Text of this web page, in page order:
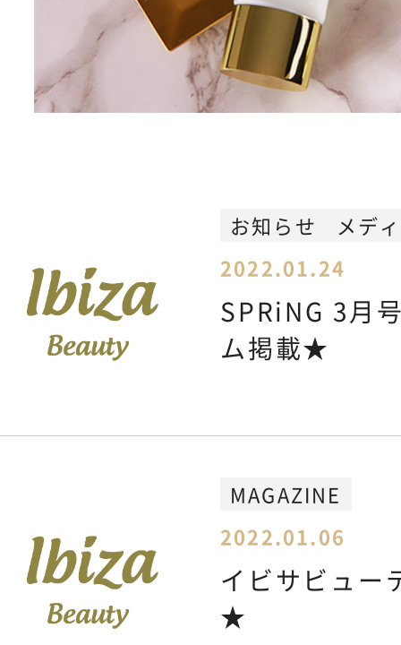
CONTENTS コンテンツサイト
ボディケア
NEWSお知らせ
CONTACT
薬用イビサヘアーリムーバルクリ
お知らせ
メデ
2022.01.24
SPRiNG 3月
ム掲載★
MAGAZINE
2022.01.06
イビサビュー
★